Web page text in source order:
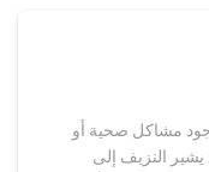
مشاكل صحية أو
النزيف إلى